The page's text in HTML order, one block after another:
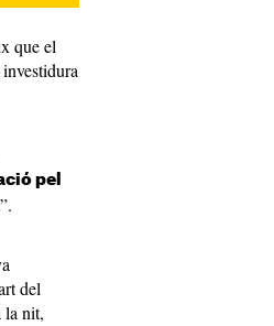
que el
pel
del
la nit,